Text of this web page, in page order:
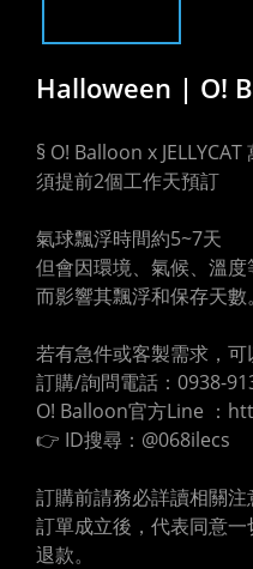
Halloween | O!
§ O! Balloon x
須提前2個工作天預訂
氣球飄浮時間約5~7天
但會因環境、氣候、溫度
而影響其飄浮和保存天數。
若有急件或客製需求，
訂購/詢問電話：0938-
O! Balloon官方Line ：
👉 ID搜尋：@068ilecs
訂購前請務必詳讀相關注
訂單成立後，代表同意
退款。